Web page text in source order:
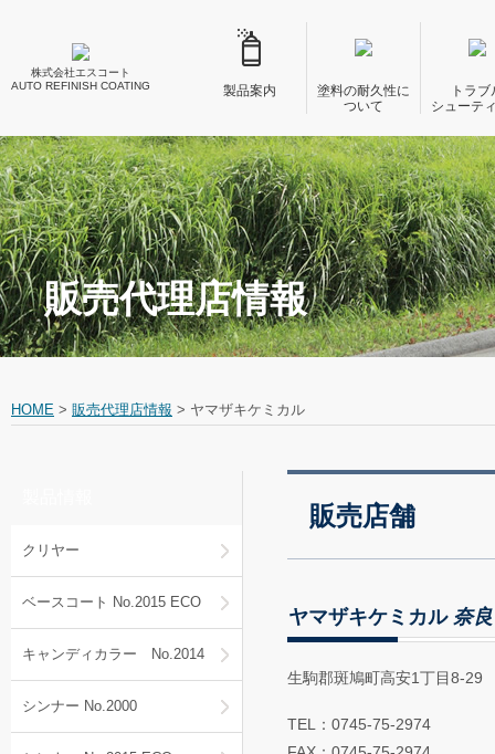
株式会社エスコート
AUTO REFINISH COATING
製品案内
塗料の耐久性に
ついて
トラブ
シューテ
販売代理店情報
HOME > 販売代理店情報 > ヤマザキケミカル
販売店舗
ヤマザキケミカル 奈良
生駒郡斑鳩町高安1丁目8-29
TEL：0745-75-2974
クリヤー
ベースコート No.2015 ECO
キャンディカラー No.2014
シンナー No.2000